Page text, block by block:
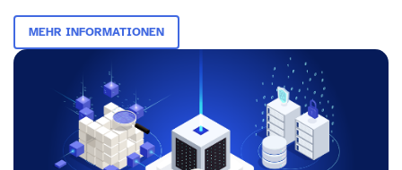
MEHR INFORMATIONEN